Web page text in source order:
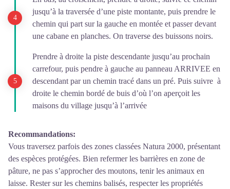
jusqu’à la traversée d’une piste montante, puis prendre le
chemin qui part sur la gauche en montée et passer devant
une cabane en planches. On traverse des buissons noirs.
Prendre à droite la piste descendante jusqu’au prochain
carrefour, puis pendre à gauche au panneau ARRIVEE en
descendant par un chemin tracé dans un pré. Puis suivre à
droite le chemin bordé de buis d’où l’on aperçoit les
maisons du village jusqu’à l’arrivée
Recommandations:
Vous traversez parfois des zones classées Natura 2000, présentant
des espèces protégées. Bien refermer les barrières en zone de
pâture, ne pas s’approcher des moutons, tenir les animaux en
laisse. Rester sur les chemins balisés, respecter les propriétés